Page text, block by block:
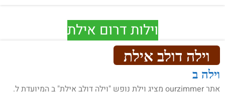
וילות דרום אילת
וילה דולב אילת
וילה ב
אתר ourzimmer מציג וילת נופש "וילה דולב אילת" ב המיועדת ל.